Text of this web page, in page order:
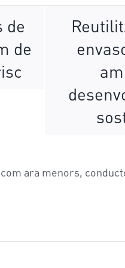
de
de
ara menors,